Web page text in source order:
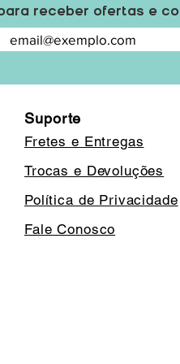
receber ofertas e
Suporte
Fretes e Entregas
Trocas e Devoluções
Política de Privacidade
Fale Conosco